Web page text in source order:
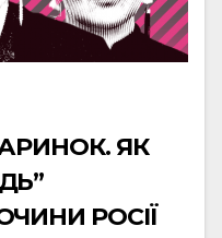
ЯК
РОСІЇ